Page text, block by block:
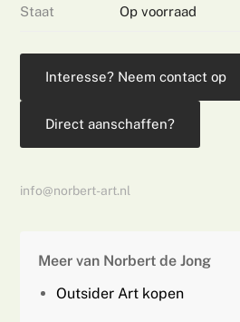
Staat Op voorraad
Interesse? Neem contact op
Direct aanschaffen?
info@norbert-art.nl
Meer van Norbert de Jong
Outsider Art kopen